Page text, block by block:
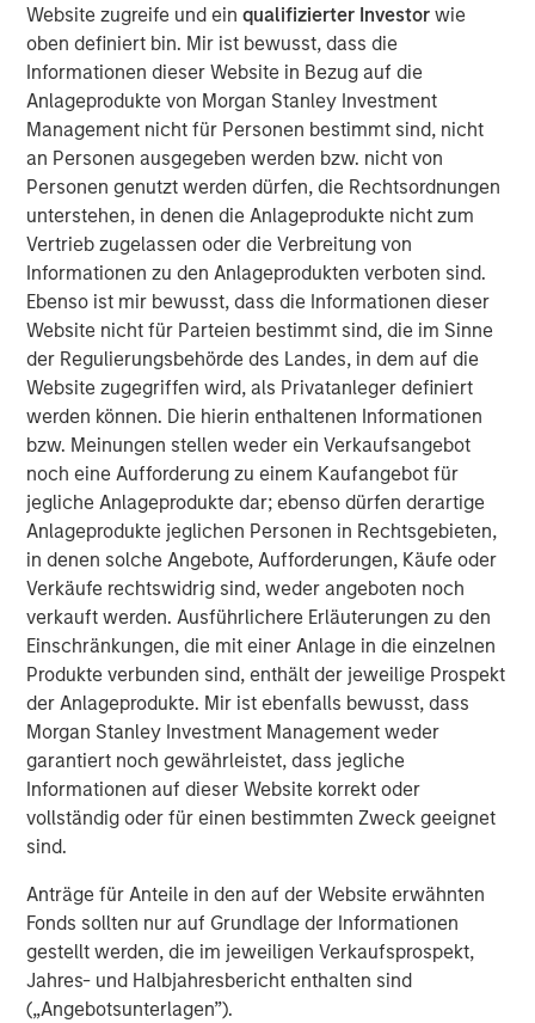
Website zugreife und ein qualifizierter Investor wie
oben definiert bin. Mir ist bewusst, dass die
Informationen dieser Website in Bezug auf die
Anlageprodukte von Morgan Stanley Investment
Management nicht für Personen bestimmt sind, nicht
an Personen ausgegeben werden bzw. nicht von
Personen genutzt werden dürfen, die Rechtsordnungen
unterstehen, in denen die Anlageprodukte nicht zum
Vertrieb zugelassen oder die Verbreitung von
Informationen zu den Anlageprodukten verboten sind.
Ebenso ist mir bewusst, dass die Informationen dieser
Website nicht für Parteien bestimmt sind, die im Sinne
der Regulierungsbehörde des Landes, in dem auf die
Website zugegriffen wird, als Privatanleger definiert
werden können. Die hierin enthaltenen Informationen
bzw. Meinungen stellen weder ein Verkaufsangebot
noch eine Aufforderung zu einem Kaufangebot für
jegliche Anlageprodukte dar; ebenso dürfen derartige
Anlageprodukte jeglichen Personen in Rechtsgebieten,
in denen solche Angebote, Aufforderungen, Käufe oder
Verkäufe rechtswidrig sind, weder angeboten noch
verkauft werden. Ausführlichere Erläuterungen zu den
Einschränkungen, die mit einer Anlage in die einzelnen
Produkte verbunden sind, enthält der jeweilige Prospekt
der Anlageprodukte. Mir ist ebenfalls bewusst, dass
Morgan Stanley Investment Management weder
garantiert noch gewährleistet, dass jegliche
Informationen auf dieser Website korrekt oder
vollständig oder für einen bestimmten Zweck geeignet
sind.
Anträge für Anteile in den auf der Website erwähnten
Fonds sollten nur auf Grundlage der Informationen
gestellt werden, die im jeweiligen Verkaufsprospekt,
Jahres- und Halbjahresbericht enthalten sind
(„Angebotsunterlagen”).
Download – The Water Constraint
Emerging Markets Equity Team
The Emerging Markets Equity team combines deep
expertise and local presence in global markets with an
integrated top-down and bottom-up investment approach
to invest in core and growth-oriented portfolios across
non-U.S. markets.
Ähnliche Einblicke
TALES FROM THE EMERGING WORLD
Video: Mexico's Domestic Opportunity
TALES FROM THE EMERGING WORLD
Mexico's Domestic Opportunity
ARTIKEL
Emerging Markets Equity Annual Stewardship
Report 2025
The Authors
Eric Carlson
Managing Director